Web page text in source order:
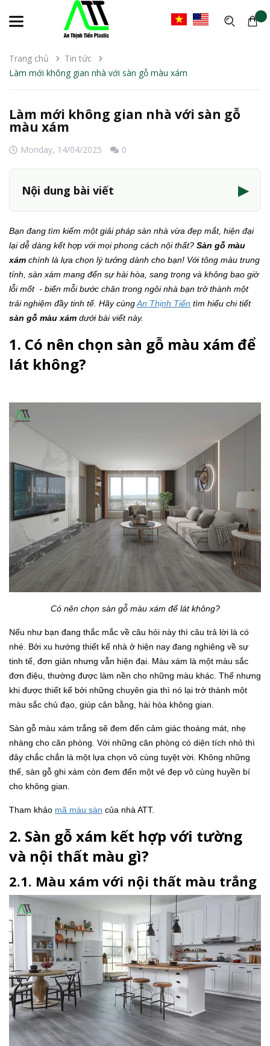
Trang chủ
Tin tức
Làm mới không gian nhà với sàn gỗ màu xám
Làm mới không gian nhà với sàn gỗ
màu xám
Monday, 14/04/2025 0
Nội dung bài viết ▶
Bạn đang tìm kiếm một giải pháp sàn nhà vừa đẹp mắt, hiện đại
lại dễ dàng kết hợp với mọi phong cách nội thất? Sàn gỗ màu
xám chính là lựa chọn lý tưởng dành cho bạn! Với tông màu trung
tính, sàn xám mang đến sự hài hòa, sang trọng và không bao giờ
lỗi mốt - biến mỗi bước chân trong ngôi nhà bạn trở thành một
trải nghiệm đầy tinh tế. Hãy cùngAn Thịnh Tiến tìm hiểu chi tiết
sàn gỗ màu xám dưới bài viết này.
1. Có nên chọn sàn gỗ màu xám để
lát không?
Có nên chọn sàn gỗ màu xám để lát không?
Nếu như bạn đang thắc mắc về câu hỏi này thì câu trả lời là có
nhé. Bởi xu hướng thiết kế nhà ở hiện nay đang nghiêng về sự
tinh tế, đơn giản nhưng vẫn hiện đại. Màu xám là một màu sắc
đơn điệu, thường được làm nền cho những màu khác. Thế nhưng
khi được thiết kế bởi những chuyên gia thì nó lại trở thành một
màu sắc chủ đạo, giúp cân bằng, hài hòa không gian.
Sàn gỗ màu xám trắng sẽ đem đến cảm giác thoáng mát, nhẹ
nhàng cho căn phòng. Với những căn phòng có diện tích nhỏ thì
đây chắc chắn là một lựa chọn vô cùng tuyệt vời. Không những
thế, sàn gỗ ghi xám còn đem đến một vẻ đẹp vô cùng huyền bí
cho không gian.
Tham khảo mã màu sàn của nhà ATT.
2. Sàn gỗ xám kết hợp với tường
và nội thất màu gì?
2.1. Màu xám với nội thất màu trắng